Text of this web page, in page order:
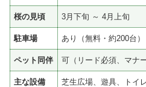
桜の見頃 3月下旬 ～ 4月上旬
駐車場 あり（無料・約200台）
ペット同伴 可（リード必須、マナ
主な設備 芝生広場、遊具、トイ